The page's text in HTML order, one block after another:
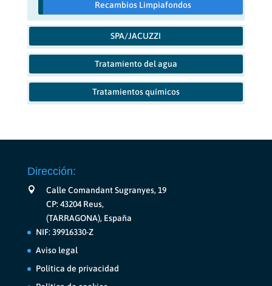
Recambios Limpiafondos
SPA/JACUZZI
Tratamiento del agua
Tratamientos químicos
Dirección:
Calle Comandant Sugranyes, 19
CP: 43204 Reus,
(TARRAGONA), España
NIF: 39916330-Z
Aviso legal
Política de privacidad